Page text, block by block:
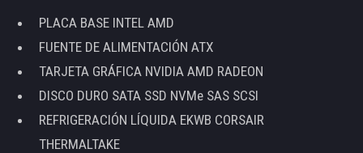
PLACA BASE INTEL AMD
FUENTE DE ALIMENTACIÓN ATX
TARJETA GRÁFICA NVIDIA AMD RADEON
DISCO DURO SATA SSD NVMe SAS SCSI
REFRIGERACIÓN LÍQUIDA EKWB CORSAIR
THERMALTAKE